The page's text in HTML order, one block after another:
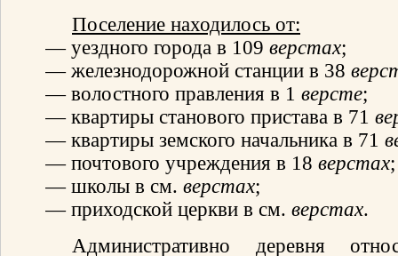
Поселение находилось от:
— уездного города в 109 верстах;
— железнодорожной станции в 38
— волостного правления в 1 версте;
— квартиры станового пристава в 71
— квартиры земского начальника в 71
— почтового учреждения в 18 верстах;
— школы в см. верстах;
— приходской церкви в см. верстах.
Административно деревня